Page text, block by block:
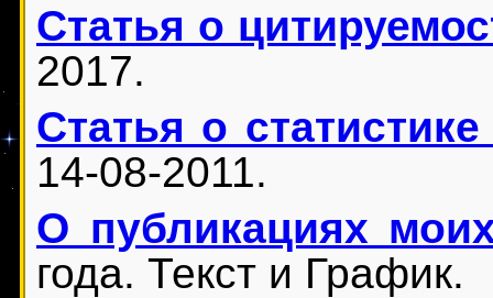
Статья о
2017.
Статья о
14-08-2011.
О публикациях
года. Текст и График.